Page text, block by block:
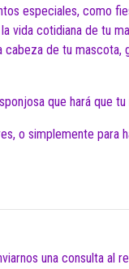
especiales, como
vida cotidiana de tu
de tu mascota,
que hará que
o simplemente para
una consulta al